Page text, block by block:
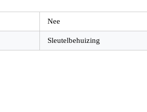
Nee
Sleutelbehuizing